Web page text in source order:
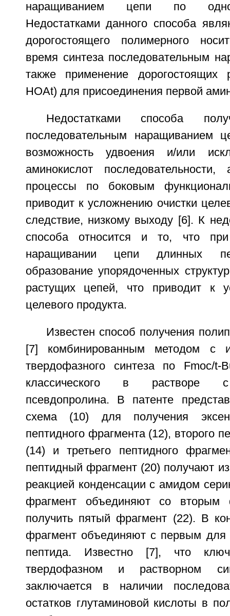
наращиванием цепи по
Недостатками данного способа
дорогостоящего полимерного
время синтеза последовательным
также применение дорогостоящих
HOAt) для присоединения первой
Недостатками способа
последовательным наращиванием
возможность удвоения и/или
аминокислот
процессы по боковым
приводит к усложнению очистки
следствие, низкому выходу [6]. К
способа относится и то, что при
наращивании цепи длинных
образование упорядоченных
растущих цепей, что приводит к
целевого продукта.
Известен способ получения
[7] комбинированным методом с
твердофазного синтеза по Fmoc/t-
классического в растворе с
псевдопролина. В патенте
схема (10) для получения
пептидного фрагмента (12), второго
(14) и третьего пептидного
пептидный фрагмент (20) получают
реакцией конденсации с амидом
фрагмент объединяют со вторым
получить пятый фрагмент (22). В
фрагмент объединяют с первым для
пептида. Известно [7], что
твердофазном и растворном
заключается в наличии
остатков глутаминовой кислоты в